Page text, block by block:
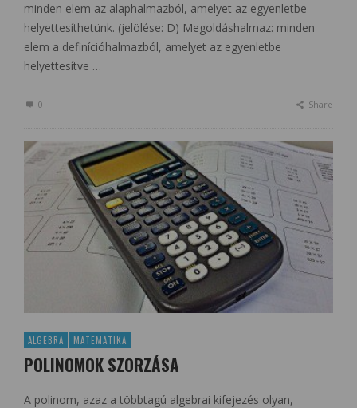
minden elem az alaphalmazból, amelyet az egyenletbe
helyettesíthetünk. (jelölése: D) Megoldáshalmaz: minden
elem a definícióhalmazból, amelyet az egyenletbe
helyettesítve …
0 Share
ALGEBRA MATEMATIKA
POLINOMOK SZORZÁSA
A polinom, azaz a többtagú algebrai kifejezés olyan,